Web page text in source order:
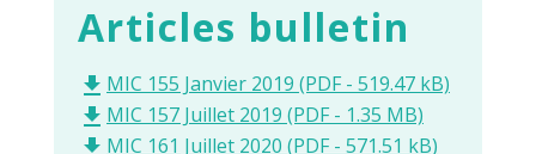
Articles bulletin
file_download MIC 155 Janvier 2019 (PDF - 519.47 kB)
file_download MIC 157 Juillet 2019 (PDF - 1.35 MB)
file_download MIC 161 Juillet 2020 (PDF - 571.51 kB)